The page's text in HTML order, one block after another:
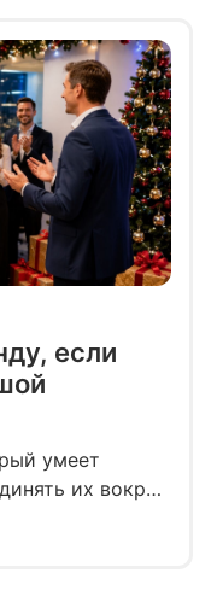
если
умеет
их вокруг